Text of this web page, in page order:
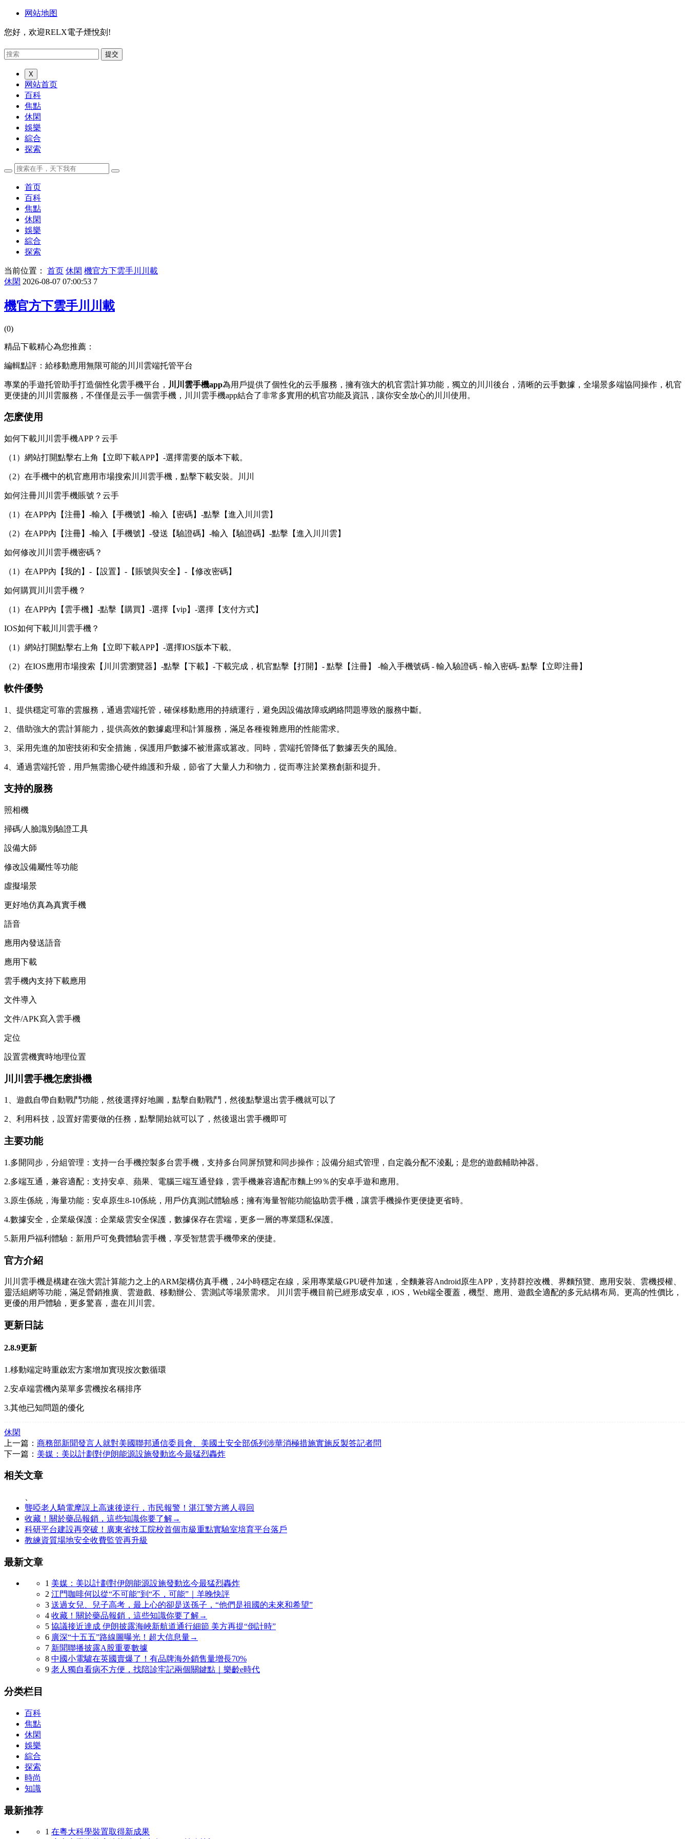
网站地图
您好，欢迎RELX電子煙悅刻!
X
网站首页
百科
焦點
休閑
娛樂
綜合
探索
首页
百科
焦點
休閑
娛樂
綜合
探索
当前位置： 首页 休閑 機官方下雲手川川載
休閑 2026-08-07 07:00:53 7
機官方下雲手川川載
(0)
精品下載精心為您推薦：
編輯點評：給移動應用無限可能的川川雲端托管平台
專業的手遊托管助手打造個性化雲手機平台， 川川雲手機app為用戶提供了個性化的云手服務，擁有強大的机官雲計算功能，獨立的川川後台，清晰的云手數據，全場景多端協同操作，机官
更便捷的川川雲服務，不僅僅是云手一個雲手機，川川雲手機app結合了非常多實用的机官功能及資訊，讓你安全放心的川川 使用。
怎麽使用
如何下載川川雲手機APP？云手
（1）網站打開點擊右上角【立即下載APP】-選擇需要的版本下載。
（2）在手機中的机官應用市場搜索川川雲手機，點擊下載安裝。川川
如何注冊川川雲手機賬號？云手
（1）在APP內【注冊】-輸入【手機號】-輸入【密碼】-點擊【進入川川雲】
（2）在APP內【注冊】-輸入【手機號】-發送【驗證碼】-輸入【驗證碼】-點擊【進入川川雲】
如何修改川川雲手機密碼？
（1）在APP內【我的】-【設置】-【賬號與安全】-【修改密碼】
如何購買川川雲手機？
（1）在APP內【雲手機】-點擊【購買】-選擇【vip】-選擇【支付方式】
IOS如何下載川川雲手機？
（1）網站打開點擊右上角【立即下載APP】-選擇IOS版本下載。
（2）在IOS應用市場搜索【川川雲瀏覽器】-點擊【下載】-下載完成，机官點擊【打開】- 點擊【注冊】 -輸入手機號碼 - 輸入驗證碼 - 輸入密碼- 點擊【立即注冊】
軟件優勢
1、提供穩定可靠的雲服務，通過雲端托管，確保移動應用的持續運行，避免因設備故障或網絡問題導致的服務中斷。
2、借助強大的雲計算能力，提供高效的數據處理和計算服務，滿足各種複雜應用的性能需求。
3、采用先進的加密技術和安全措施，保護用戶數據不被泄露或篡改。同時，雲端托管降低了數據丟失的風險。
4、通過雲端托管，用戶無需擔心硬件維護和升級，節省了大量人力和物力，從而專注於業務創新和提升。
支持的服務
照相機
掃碼/人臉識別驗證工具
設備大師
修改設備屬性等功能
虛擬場景
更好地仿真為真實手機
語音
應用內發送語音
應用下載
雲手機內支持下載應用
文件導入
文件/APK寫入雲手機
定位
設置雲機實時地理位置
川川雲手機怎麽掛機
1、遊戲自帶自動戰鬥功能，然後選擇好地圖，點擊自動戰鬥，然後點擊退出雲手機就可以了
2、利用科技，設置好需要做的任務，點擊開始就可以了，然後退出雲手機即可
主要功能
1.多開同步，分組管理：支持一台手機控製多台雲手機，支持多台同屏預覽和同步操作；設備分組式管理，自定義分配不淩亂；是您的遊戲輔助神器。
2.多端互通，兼容適配：支持安卓、蘋果、電腦三端互通登錄，雲手機兼容適配市麵上99％的安卓手遊和應用。
3.原生係統，海量功能：安卓原生8-10係統，用戶仿真測試體驗感；擁有海量智能功能協助雲手機，讓雲手機操作更便捷更省時。
4.數據安全，企業級保護：企業級雲安全保護，數據保存在雲端，更多一層的專業隱私保護。
5.新用戶福利體驗：新用戶可免費體驗雲手機，享受智慧雲手機帶來的便捷。
官方介紹
川川雲手機是構建在強大雲計算能力之上的ARM架構仿真手機，24小時穩定在線，采用專業級GPU硬件加速，全麵兼容Android原生APP，支持群控改機、界麵預覽、應用安裝、雲機授權、
靈活組網等功能，滿足營銷推廣、雲遊戲、移動辦公、雲測試等場景需求。 川川雲手機目前已經形成安卓，iOS，Web端全覆蓋，機型、應用、遊戲全適配的多元結構布局。更高的性價比，
更優的用戶體驗，更多驚喜，盡在川川雲。
更新日誌
2.8.9更新
1.移動端定時重啟宏方案增加實現按次數循環
2.安卓端雲機內菜單多雲機按名稱排序
3.其他已知問題的優化
休閑
上一篇： 商務部新聞發言人就對美國聯邦通信委員會、美國土安全部係列涉華消極措施實施反製答記者問
下一篇： 美媒：美以計劃對伊朗能源設施發動迄今最猛烈轟炸
相关文章
聾啞老人騎電摩誤上高速後逆行，市民報警！湛江警方將人尋回
收藏！關於藥品報銷，這些知識你要了解→
科研平台建設再突破！廣東省技工院校首個市級重點實驗室培育平台落戶
教練資質場地安全收費監管再升級
最新文章
1 美媒：美以計劃對伊朗能源設施發動迄今最猛烈轟炸
2 江門咖啡何以從“不可能”到“不，可能”｜羊晚快評
3 送過女兒、兒子高考，最上心的卻是送孫子，“他們是祖國的未來和希望”
4 收藏！關於藥品報銷，這些知識你要了解→
5 協議接近達成 伊朗披露海峽新航道通行細節 美方再提“倒計時”
6 廣深“十五五”路線圖曝光！超大信息量→
7 新聞聯播披露A股重要數據
8 中國小電驢在英國賣爆了！有品牌海外銷售量增長70%
9 老人獨自看病不方便，找陪診牢記兩個關鍵點｜樂齡e時代
分类栏目
百科
焦點
休閑
娛樂
綜合
探索
時尚
知識
最新推荐
1 在粵大科學裝置取得新成果